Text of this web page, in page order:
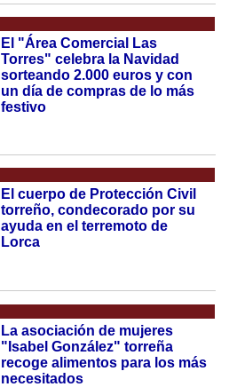
El "Área Comercial Las
Torres" celebra la Navidad
sorteando 2.000 euros y con
un día de compras de lo más
festivo
El cuerpo de Protección Civil
torreño, condecorado por su
ayuda en el terremoto de
Lorca
La asociación de mujeres
"Isabel González" torreña
recoge alimentos para los más
necesitados